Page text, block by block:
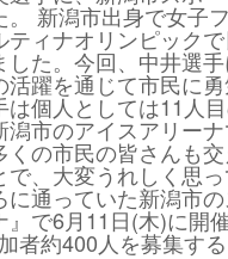
。 新潟市出身で女子
ティナオリンピック
した。今回、中井選
活躍を通じて市民に
は個人としては11人
潟市のアイスアリー
くの市民の皆さんも
で、大変うれしく思
に通っていた新潟市
』で6月11日(木)に開
者約400人を募集す